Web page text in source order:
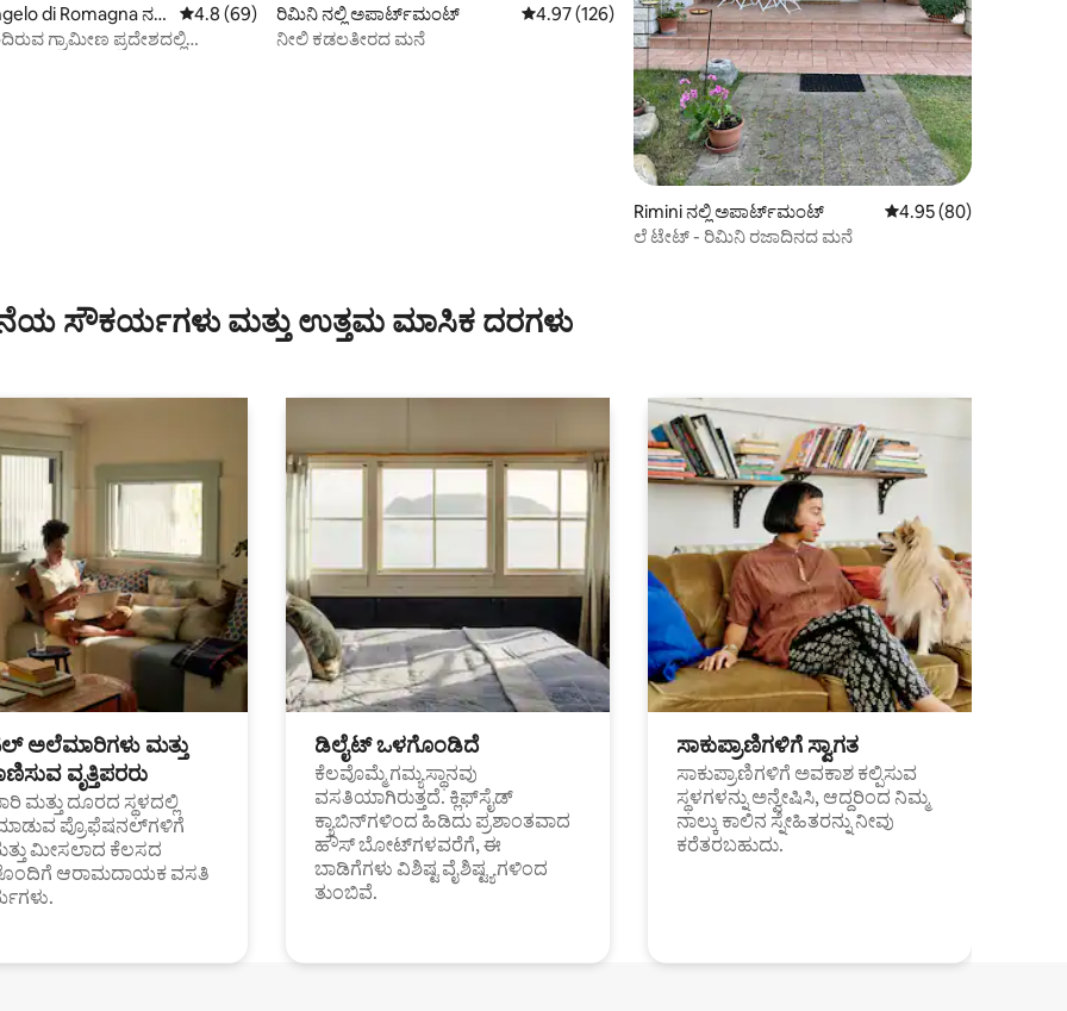
5 ವಿಮರ್ಶೆಗಳು
di Romagna ನಲ್ಲಿ
5 ರಲ್ಲಿ 4.8 ಸರಾಸರಿ ರೇಟಿಂಗ್, 69 ವಿಮರ್ಶೆಗಳು
4.8 (69)
ಗ್ರಾಮೀಣ ಪ್ರದೇಶದಲ್ಲಿ
ರಿಮಿನಿ ನಲ್ಲಿ ಅಪಾರ್ಟ್‌ಮಂಟ್ 5 ರಲ್ಲಿ 4.97 ಸರಾಸರಿ ರೇಟಿಂಗ್, 126 ವಿಮರ್ಶೆಗಳು
4.97 (126)
ನೀಲಿ ಕಡಲತೀರದ ಮನೆ
Rimini ನಲ್ಲಿ ಅಪಾರ್ಟ್‌ಮಂಟ್ 5 ರಲ್ಲಿ 4.95 ಸರಾಸರಿ
4.95 (80)
ಲೆ ಟೇಟ್ - ರಿಮಿನಿ ರಜಾದಿನದ ಮನೆ
ಸೌಕರ್ಯಗಳು ಮತ್ತು ಉತ್ತಮ ಮಾಸಿಕ ದರಗಳು
ಅಲೆಮಾರಿಗಳು ಮತ್ತು
ವೃತ್ತಿಪರರು
ಮತ್ತು ದೂರದ ಸ್ಥಳದಲ್ಲಿ
ಪ್ರೊಫೆಷನಲ್‌ಗಳಿಗೆ
ಮೀಸಲಾದ ಕೆಲಸದ
ಆರಾಮದಾಯಕ ವಸತಿ
ಡಿಲೈಟ್ ಒಳಗೊಂಡಿದೆ
ಕೆಲವೊಮ್ಮೆ ಗಮ್ಯಸ್ಥಾನವು
ವಸತಿಯಾಗಿರುತ್ತದೆ. ಕ್ಲಿಫ್‌ಸೈಡ್
ಕ್ಯಾಬಿನ್‌ಗಳಿಂದ ಹಿಡಿದು ಪ್ರಶಾಂತವಾದ
ಹೌಸ್ ಬೋಟ್‌ಗಳವರೆಗೆ, ಈ
ಬಾಡಿಗೆಗಳು ವಿಶಿಷ್ಟ ವೈಶಿಷ್ಟ್ಯಗಳಿಂದ
ತುಂಬಿವೆ.
ಸಾಕುಪ್ರಾಣಿಗಳಿಗೆ ಸ್ವಾಗತ
ಸಾಕುಪ್ರಾಣಿಗಳಿಗೆ ಅವಕಾಶ ಕಲ್ಪಿಸುವ
ಸ್ಥಳಗಳನ್ನು ಅನ್ವೇಷಿಸಿ, ಆದ್ದರಿಂದ ನಿಮ್ಮ
ನಾಲ್ಕು ಕಾಲಿನ ಸ್ನೇಹಿತರನ್ನು ನೀವು
ಕರೆತರಬಹುದು.